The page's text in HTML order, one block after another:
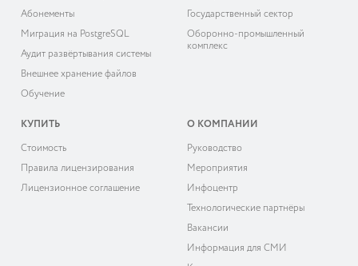
Абонементы
Миграция на PostgreSQL
Аудит развёртывания системы
Внешнее хранение файлов
Обучение
Государственный сектор
Оборонно-промышленный
комплекс
КУПИТЬ
Cтоимость
Правила лицензирования
Лицензионное соглашение
О КОМПАНИИ
Руководство
Мероприятия
Инфоцентр
Технологические партнёры
Вакансии
Информация для СМИ